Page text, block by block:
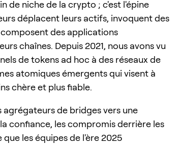
de niche de la crypto ; c'est l'épine
déplacent leurs actifs, invoquent des
des applications
chaînes. Depuis 2021, nous avons vu
de tokens ad hoc à des réseaux de
atomiques émergents qui visent à
chère et plus fiable.
de bridges vers une
confiance, les compromis derrière les
les équipes de l'ère 2025